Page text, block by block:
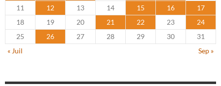
11
12 13 14 15 16
17
18
19 20 21 22 23
24
25
26 27 28 29 30
31
« Juil
Sep »